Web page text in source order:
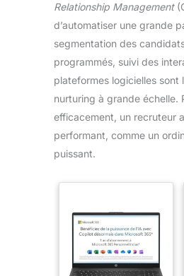
Relationship Management
d’automatiser une grande
segmentation des
programmés, suivi des
plateformes logicielles sont
nurturing à grande échelle.
efficacement, un recruteur
performant, comme un
puissant.